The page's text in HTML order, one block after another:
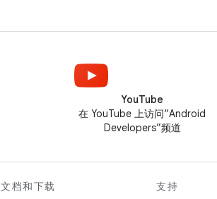
YouTube
在 YouTube 上访问“Android
Developers”频道
文档和下载
支持